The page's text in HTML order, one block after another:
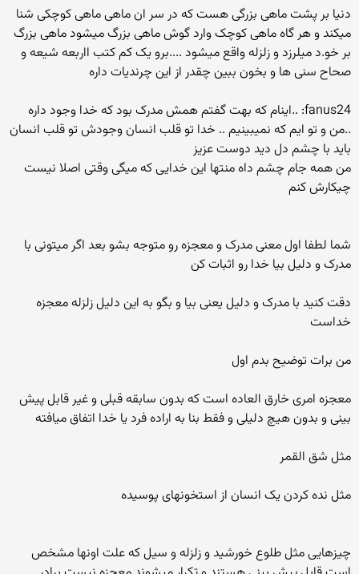
دنیا بر پشت ماهی بزرگی هست که در سر ان ماهی ماهی کوچکی شنا
میکند و هر گاه ماهی کوچک وارد گوش ماهی بزرگ میشود ماهی بزرگ
بر خو.د میلرزد و زلزله واقع میشود ....برو یک کم کتب ااربعه شیعه و
صحاح سنی ها و بخون ببین چقدر از این چرندیات داره
fanus24: ..اینام که بهت گفتم همش مدرک بود که خدا وجود داره
..من و تو ایم که نمیبینیم .. خدا تو قلب انسان وجودش تو قلب انسان
باید با چشم دل دید دوست عزیز
من همه جام چشم داه منتها این خدایی که میگی وقتی اصلا نیست
چیکارش کنم
شما لطفا اول معنی مدرک و معجزه رو متوجه بشو بعد اگر میتونی با
مدرک و دلیل بیا خدا رو اثبات کن
دقت کنید با مدرک و دلیل یعنی بیا و بگو به این دلیل زلزله معجزه
خداست
من برات توضیح بدم اول
معجزه امری خارق العاده است که بدون سابقه قبلی و غیر قابل پیش
بینی و بدون هیچ دلیلی و فقط بنا به اراده فرد یا خدا اتفاق میافته
مثل شق القمر
مثل نده کردن یک انسان از استخونهای پوسیده
چیزهایی مثل طلوع خورشید و زلزله و سیل که علت اونها مشخص